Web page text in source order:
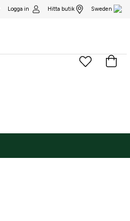
Logga in Hitta butik Sweden